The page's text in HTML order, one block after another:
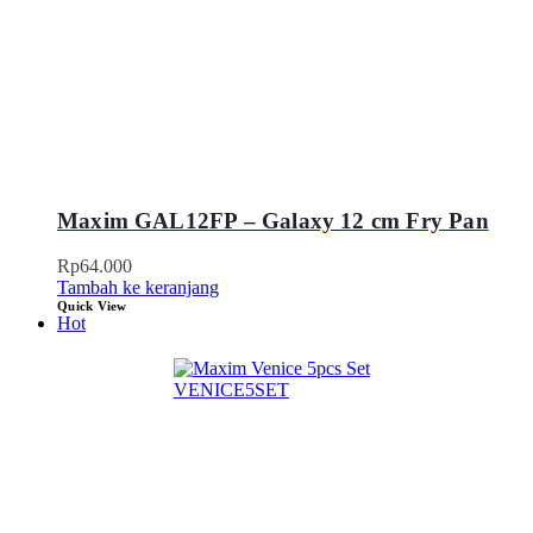
Maxim GAL12FP – Galaxy 12 cm Fry Pan
Rp64.000
Tambah ke keranjang
Quick View
Hot